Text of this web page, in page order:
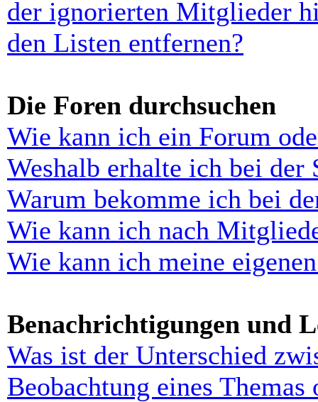
der ignorierten Mitglieder
den Listen entfernen?
Die Foren durchsuchen
Wie kann ich ein Forum
Weshalb erhalte ich bei der
Warum bekomme ich bei
Wie kann ich nach
Wie kann ich meine
Benachrichtigungen und
Was ist der Unterschied
Beobachtung eines Themas